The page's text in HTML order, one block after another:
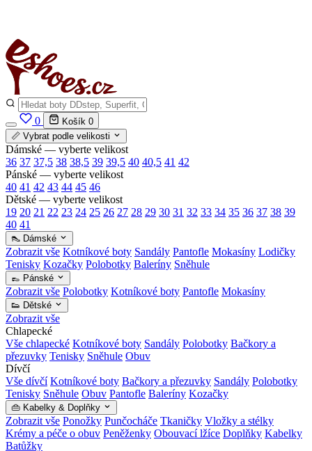
0 Košík 0
📏 Vybrat podle velikosti
Dámské — vyberte velikost
36 37 37,5 38 38,5 39 39,5 40 40,5 41 42
Pánské — vyberte velikost
40 41 42 43 44 45 46
Dětské — vyberte velikost
19 20 21 22 23 24 25 26 27 28 29 30 31 32 33 34 35 36 37 38 39
40 41
👠 Dámské
Zobrazit vše Kotníkové boty Sandály Pantofle Mokasíny Lodičky
Tenisky Kozačky Polobotky Baleríny Sněhule
👞 Pánské
Zobrazit vše Polobotky Kotníkové boty Pantofle Mokasíny
👟 Dětské
Zobrazit vše
Chlapecké
Vše chlapecké Kotníkové boty Sandály Polobotky Bačkory a
přezuvky Tenisky Sněhule Obuv
Dívčí
Vše dívčí Kotníkové boty Bačkory a přezuvky Sandály Polobotky
Tenisky Sněhule Obuv Pantofle Baleríny Kozačky
👜 Kabelky & Doplňky
Zobrazit vše Ponožky Punčocháče Tkaničky Vložky a stélky
Krémy a péče o obuv Peněženky Obouvací lžíce Doplňky Kabelky
Batůžky